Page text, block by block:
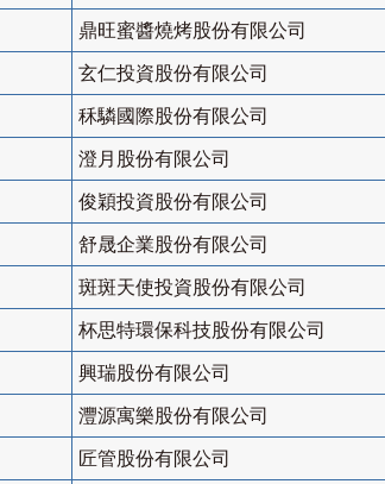
鼎旺蜜醬燒烤股份有限公司
玄仁投資股份有限公司
秝驎國際股份有限公司
澄月股份有限公司
俊穎投資股份有限公司
舒晟企業股份有限公司
斑斑天使投資股份有限公司
杯思特環保科技股份有限公司
興瑞股份有限公司
灃源寓樂股份有限公司
匠管股份有限公司